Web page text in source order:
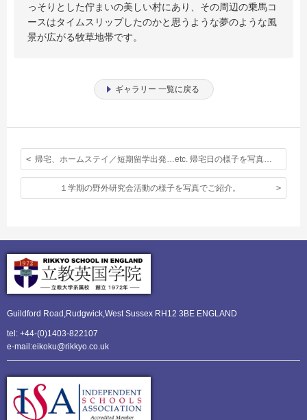
っそりとした佇まいの美しい村にあり、その周辺の乗馬コ
ースはタイムスリップしたのかと思うような夢のような風
景が広がる牧草地帯です。
ギャラリー 一覧に戻る
帰宅、ホームステイ／短期留学出発…etc. 帰宅日の様子を写真でどうぞ。
１学期の野外研究会活動の様子を写真でご紹介。
Guildford Road,Rudgwick,West Sussex RH12 3BE ENGLAND
tel: +44-(0)1403-822107
e-mail:eikoku@rikkyo.co.uk